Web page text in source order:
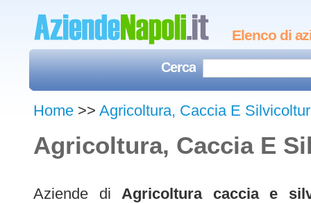
Elenco di
Cerca
Home >> Agricoltura, Caccia E
Agricoltura, Caccia E
Aziende di Agricoltura caccia e